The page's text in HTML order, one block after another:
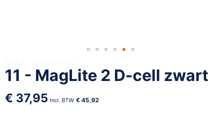
11 - MagLite 2 D-cell zwart
€ 37,95 € 45,92
naar
het
begin
van